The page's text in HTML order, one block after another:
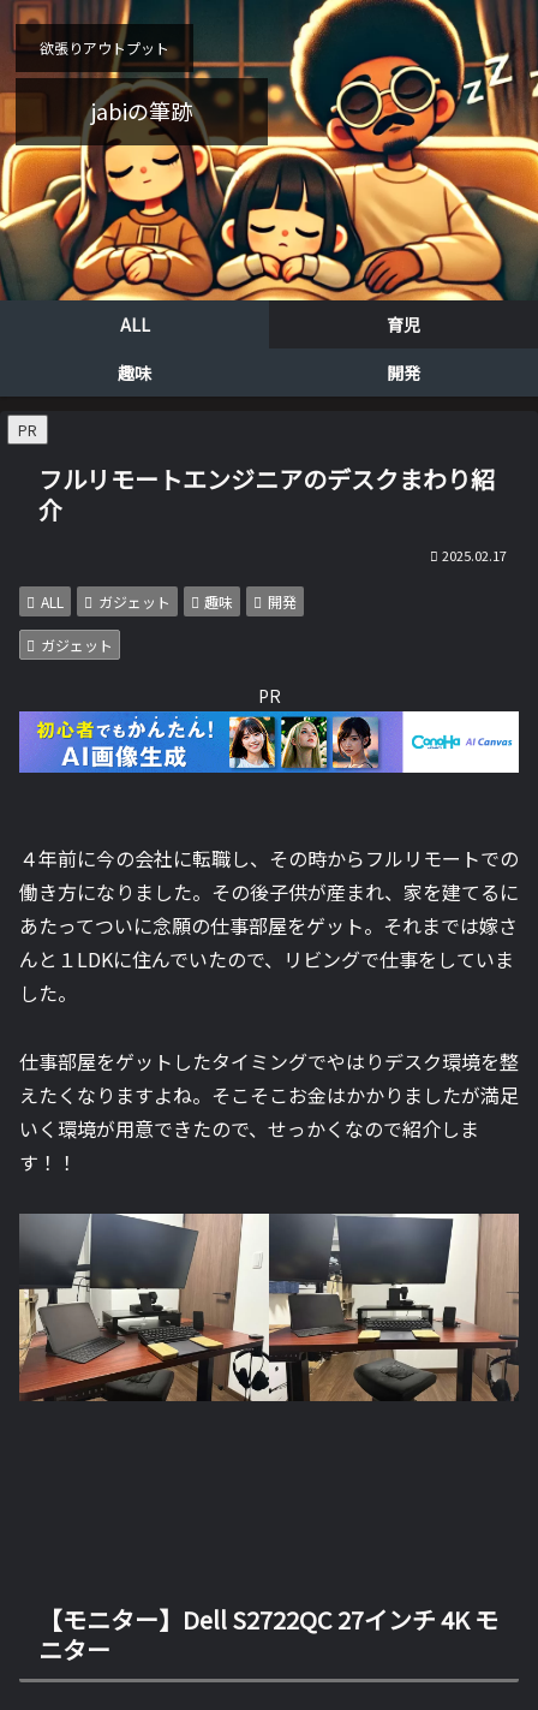
欲張りアウトプット
jabiの筆跡
ALL
育児
趣味
開発
PR
フルリモートエンジニアのデスクまわり紹
介
2025.02.17
ALL ガジェット 趣味 開発
ガジェット
PR
４年前に今の会社に転職し、その時からフルリモートでの
働き方になりました。その後子供が産まれ、家を建てるに
あたってついに念願の仕事部屋をゲット。それまでは嫁さ
んと１LDKに住んでいたので、リビングで仕事をしていま
した。
仕事部屋をゲットしたタイミングでやはりデスク環境を整
えたくなりますよね。そこそこお金はかかりましたが満足
いく環境が用意できたので、せっかくなので紹介しま
す！！
【モニター】Dell S2722QC 27インチ 4K モ
ニター